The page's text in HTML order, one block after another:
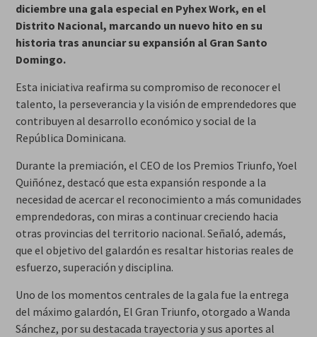
diciembre una gala especial en Pyhex Work, en el
Distrito Nacional, marcando un nuevo hito en su
historia tras anunciar su expansión al Gran Santo
Domingo.
Esta iniciativa reafirma su compromiso de reconocer el
talento, la perseverancia y la visión de emprendedores que
contribuyen al desarrollo económico y social de la
República Dominicana.
Durante la premiación, el CEO de los Premios Triunfo, Yoel
Quiñónez, destacó que esta expansión responde a la
necesidad de acercar el reconocimiento a más comunidades
emprendedoras, con miras a continuar creciendo hacia
otras provincias del territorio nacional. Señaló, además,
que el objetivo del galardón es resaltar historias reales de
esfuerzo, superación y disciplina.
Uno de los momentos centrales de la gala fue la entrega
del máximo galardón, El Gran Triunfo, otorgado a Wanda
Sánchez, por su destacada trayectoria y sus aportes al